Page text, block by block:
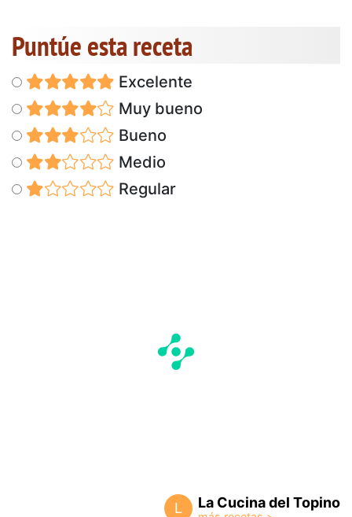
Puntúe esta receta
Excelente
Muy bueno
Bueno
Medio
Regular
L La Cucina del Topino